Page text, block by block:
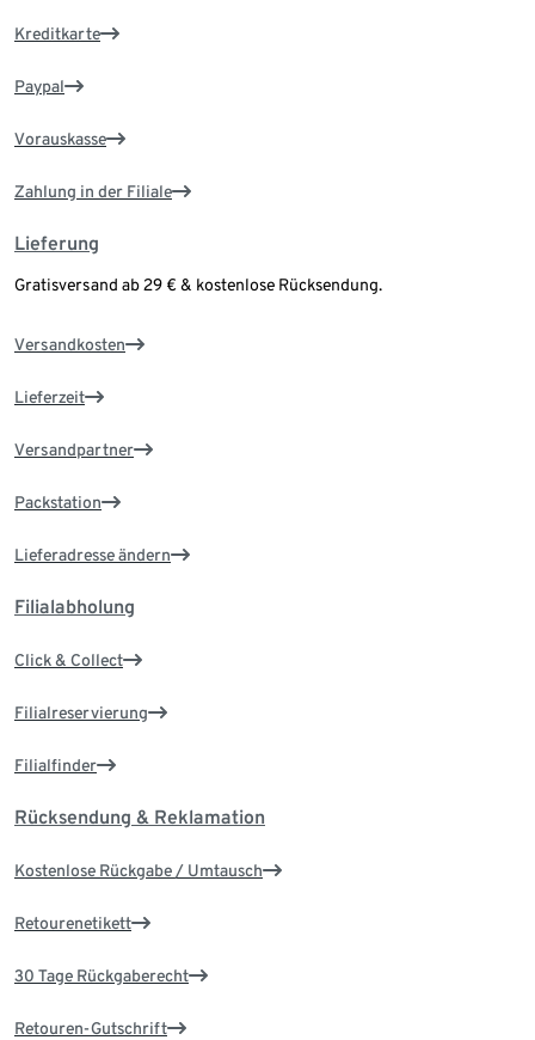
Kreditkarte
Paypal
Vorauskasse
Zahlung in der Filiale
Lieferung
Gratisversand ab 29 € & kostenlose Rücksendung.
Versandkosten
Lieferzeit
Versandpartner
Packstation
Lieferadresse ändern
Filialabholung
Click & Collect
Filialreservierung
Filialfinder
Rücksendung & Reklamation
Kostenlose Rückgabe / Umtausch
Retourenetikett
30 Tage Rückgaberecht
Retouren-Gutschrift